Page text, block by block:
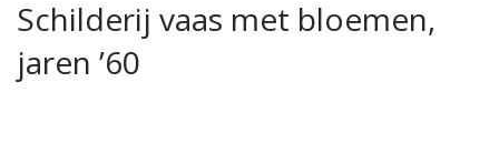
Schilderij vaas met bloemen,
jaren ’60